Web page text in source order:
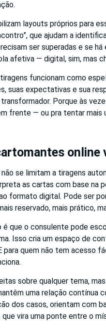
layouts próprios para
que ajudam a
ser superadas e se
afetiva — digital, sim, mas
funcionam como
suas expectativas e sua
Porque às
frente — ou pra tentar mais
online
se limitam a tiragens
as cartas com base na
formato digital. Pode ser
reservado, mais prático,
que o consulente pode
Isso cria um espaço de
quem não tem acesso
sobre qualquer tema,
uma relação contínua
dos casos, orientam com
vira uma ponte entre o